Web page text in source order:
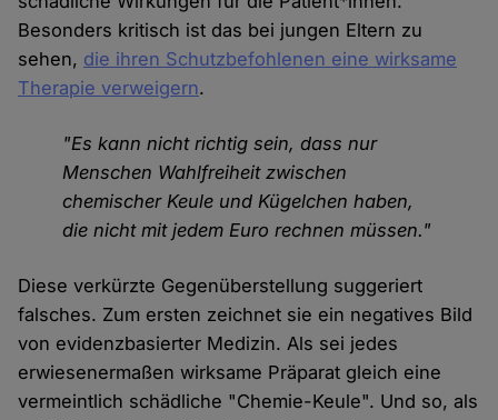
Besonders kritisch ist das bei jungen Eltern zu
sehen, die ihren Schutzbefohlenen eine wirksame
Therapie verweigern.
"Es kann nicht richtig sein, dass nur
Menschen Wahlfreiheit zwischen
chemischer Keule und Kügelchen haben,
die nicht mit jedem Euro rechnen müssen."
Diese verkürzte Gegenüberstellung suggeriert
falsches. Zum ersten zeichnet sie ein negatives Bild
von evidenzbasierter Medizin. Als sei jedes
erwiesenermaßen wirksame Präparat gleich eine
vermeintlich schädliche "Chemie-Keule". Und so, als